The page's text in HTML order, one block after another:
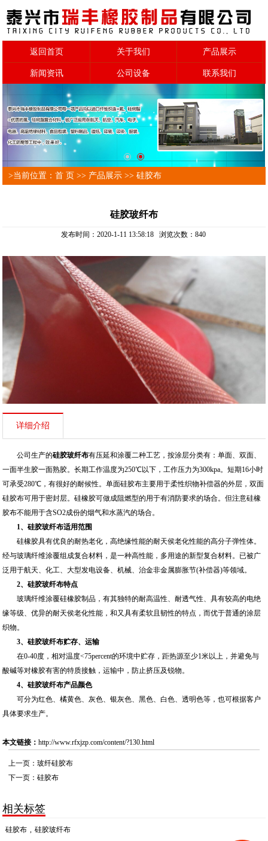
返回首页 关于我们 产品展示
新闻资讯 公司设备 联系我们
>当前位置：首 页 >> 产品展示 >>硅胶布
硅胶玻纤布
发布时间：2020-1-11 13:58:18 浏览次数： 840
详细介绍
公司生产的硅胶玻纤布有压延和涂覆二种工艺，按涂层分类有：单面、双面、
一面半生胶一面熟胶。长期工作温度为250℃以下，工作压力为300kpa。短期16小时
可承受280℃，有很好的耐候性。单面硅胶布主要用于柔性织物补偿器的外层，双面
硅胶布可用于密封层。硅橡胶可做成阻燃型的用于有消防要求的场合。但注意硅橡
胶布不能用于含SO2成份的烟气和水蒸汽的场合。
1、硅胶玻纤布适用范围
硅橡胶具有优良的耐热老化，高绝缘性能的耐天侯老化性能的高分子弹性体。
经与玻璃纤维涂覆组成复合材料，是一种高性能，多用途的新型复合材料。已被广
泛用于航天、化工、大型发电设备、机械、治金非金属膨胀节(补偿器)等领域。
2、硅胶玻纤布特点
玻璃纤维涂覆硅橡胶制品，有其独特的耐高温性、耐透气性、具有较高的电绝
缘等级、优异的耐天侯老化性能，和又具有柔软且韧性的特点，而优于普通的涂层
织物。
3、硅胶玻纤布贮存、运输
在0-40度，相对温度<75percent的环境中贮存，距热源至少1米以上，并避免与
酸碱等对橡胶有害的特质接触，运输中，防止挤压及锐物。
4、硅胶玻纤布产品颜色
可分为红色、橘黄色、灰色、银灰色、黑色、白色、透明色等，也可根据客户
具体要求生产。
本文链接：http://www.rfxjzp.com/content/?130.html
上一页：玻纤硅胶布
下一页：硅胶布
相关标签
硅胶布 , 硅胶玻纤布